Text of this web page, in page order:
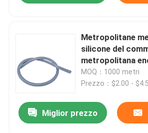
Metropolitane
silicone del
metropolitana
silicone di 20mm
MOQ：1000 metri
Prezzo：$2.00 -
Miglior prezzo